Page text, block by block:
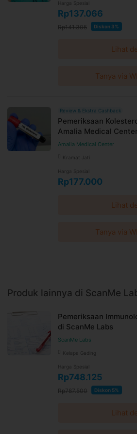
Harga Spesial
Rp137.066
Rp141.305 Diskon 3%
Lihat
Tanya via
Review & Ekstra Cashback
Pemeriksaan
Amalia Medical Center
Amalia Medical Center
Kramat Jati
Harga Spesial
Rp177.000
Lihat
Tanya via
Produk lainnya di ScanMe
Pemeriksaan
di ScanMe Labs
ScanMe Labs
Kelapa Gading
Harga Spesial
Rp748.125
Rp787.500 Diskon 5%
Lihat